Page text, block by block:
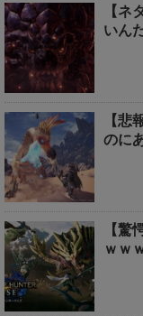
【ネ
いん
【悲
のに
【驚
ｗｗ